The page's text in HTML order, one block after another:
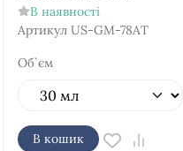
В наявності
Артикул US-GM-78AT
Об`єм
В кошик